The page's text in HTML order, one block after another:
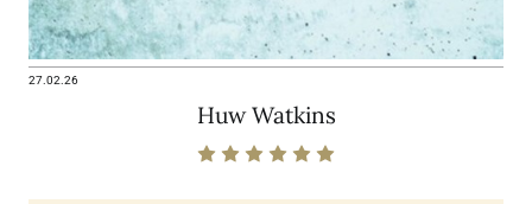
27.02.26
Huw Watkins